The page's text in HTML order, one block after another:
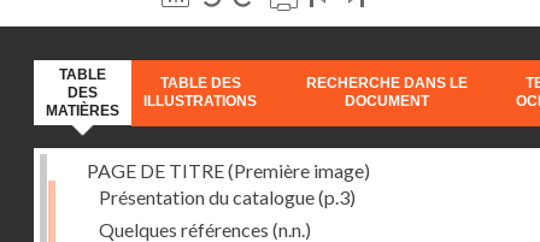
TABLE
DES
MATIÈRES
TABLE DES
ILLUSTRATIONS
RECHERCHE DANS LE
DOCUMENT
PAGE DE TITRE (Première image)
Présentation du catalogue(p.3)
Quelques références (n.n.)